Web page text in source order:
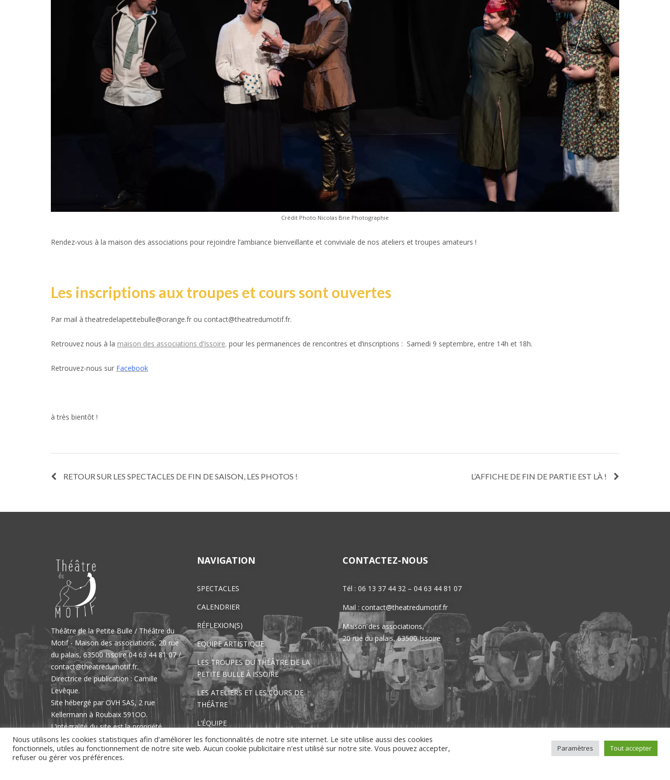
Crédit Photo Nicolas Brie Photographie
Rendez-vous à la maison des associations pour rejoindre l’ambiance bienveillante et conviviale de nos ateliers et troupes amateurs !
Les inscriptions aux troupes et cours sont ouvertes
Par mail à theatredelapetitebulle@orange.fr ou contact@theatredumotif.fr.
Retrouvez nous à la maison des associations d’Issoire. pour les permanences de rencontres et d’inscriptions : Samedi 9 septembre, entre 14h et 18h.
Retrouvez-nous sur Facebook
à très bientôt !
RETOUR SUR LES SPECTACLES DE FIN DE SAISON, LES PHOTOS ! L’AFFICHE DE FIN DE PARTIE EST LÀ !
Théâtre de la Petite Bulle / Théâtre du
Motif - Maison des associations, 20 rue
du palais, 63500 Issoire 04 63 44 81 07 /
contact@theatredumotif.fr.
Directrice de publication : Camille
Levêque.
Site hébergé par OVH SAS, 2 rue
Kellermann à Roubaix 591OO.
L’intégralité du site est la propriété
exclusive du Théâtre de la Petite Bulle.
Aucune reproduction ou représentation
ne peut avoir lieu sans le consentement
NAVIGATION
SPECTACLES
CALENDRIER
RÉFLEXION(S)
EQUIPE ARTISTIQUE
LES TROUPES DU THÉÂTRE DE LA
PETITE BULLE À ISSOIRE
LES ATELIERS ET LES COURS DE
THÉÂTRE
L’ÉQUIPE
CONTACT
CONTACTEZ-NOUS
Tél : 06 13 37 44 32 – 04 63 44 81 07
Mail : contact@theatredumotif.fr
Maison des associations,
20 rue du palais, 63500 Issoire
Nous utilisons les cookies statistiques afin d'améliorer les fonctionnalités de notre site internet. Le site utilise aussi des cookies
fonctionnels, utiles au fonctionnement de notre site web. Aucun cookie publicitaire n'est utilisé sur notre site. Vous pouvez accepter,
refuser ou gérer vos préférences.
Paramètres Tout accepter